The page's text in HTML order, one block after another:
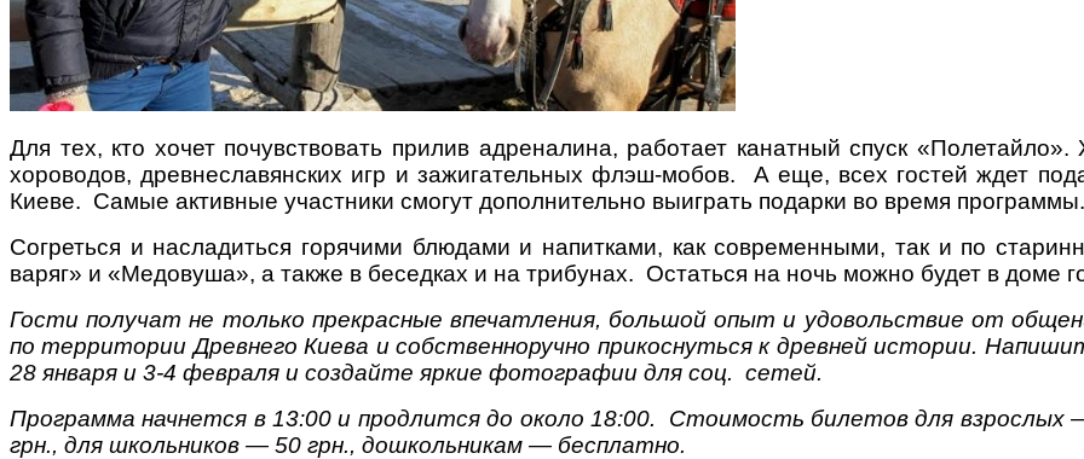
Для тех, кто хочет почувствовать прилив адреналина, работает канатный спуск
хороводов, древнеславянских игр и зажигательных флэш-мобов. А еще, всех гостей ждет
Киеве. Самые активные участники смогут дополнительно выиграть подарки во время
Согреться и насладиться горячими блюдами и напитками, как современными, так и по
варяг» и «Медовуша», а также в беседках и на трибунах. Остаться на ночь можно будет в доме
Гости получат не только прекрасные впечатления, большой опыт и удовольствие от
по территории Древнего Киева и собственноручно прикоснуться к древней истории.
28 января и 3-4 февраля и создайте яркие фотографии для соц. сетей.
Программа начнется в 13:00 и продлится до около 18:00. Стоимость билетов для взрослых
грн., для школьников — 50 грн., дошкольникам — бесплатно.